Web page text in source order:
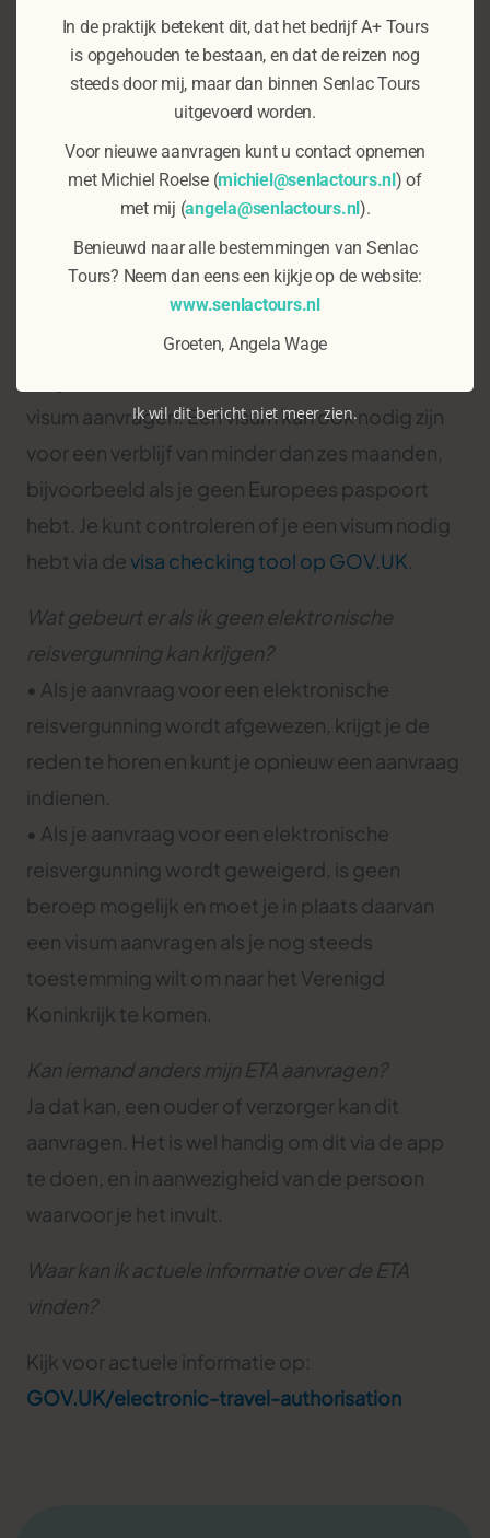
paspoort
als waarmee ze een elektronische
reisvergunning hebben aangevraagd. De ETA is
gekoppeld aan dit paspoort. Je kan dus pas een
ETA aanvragen als je een geldig paspoort hebt.
Veelgestelde vragen
Hoe weet ik of ik een visum nodig heb in plaats
Wie van plan is om het Verenigd Koninkrijk
visum aanvragen. Een visum kan ook nodig zijn
voor een verblijf van minder dan zes maanden,
bijvoorbeeld als je geen Europees paspoort
hebt. Je kunt controleren of je een visum nodig
hebt via devisa checking tool op GOV.UK.
Wat gebeurt er als ik geen elektronische
reisvergunning kan krijgen?
• Als je aanvraag voor een elektronische
reisvergunning wordt afgewezen, krijgt je de
reden te horen en kunt je opnieuw een aanvraag
indienen.
• Als je aanvraag voor een elektronische
reisvergunning wordt geweigerd, is geen
beroep mogelijk en moet je in plaats daarvan
een visum aanvragen als je nog steeds
toestemming wilt om naar het Verenigd
Koninkrijk te komen.
Kan iemand anders mijn ETA aanvragen?
Ja dat kan, een ouder of verzorger kan dit
aanvragen. Het is wel handig om dit via de app
te doen, en in aanwezigheid van de persoon
waarvoor je het invult.
Waar kan ik actuele informatie over de ETA
vinden?
Kijk voor actuele informatie op:
GOV.UK/electronic-travel-authorisation
In de praktijk betekent dit, dat het bedrijf A+ Tours
is opgehouden te bestaan, en dat de reizen nog
steeds door mij, maar dan binnen Senlac Tours
uitgevoerd worden.
Voor nieuwe aanvragen kunt u contact opnemen
met Michiel Roelse (michiel@senlactours.nl) of
met mij (angela@senlactours.nl).
Benieuwd naar alle bestemmingen van Senlac
Tours? Neem dan eens een kijkje op de website:
www.senlactours.nl
Groeten, Angela Wage
Ik wil dit bericht niet meer zien.